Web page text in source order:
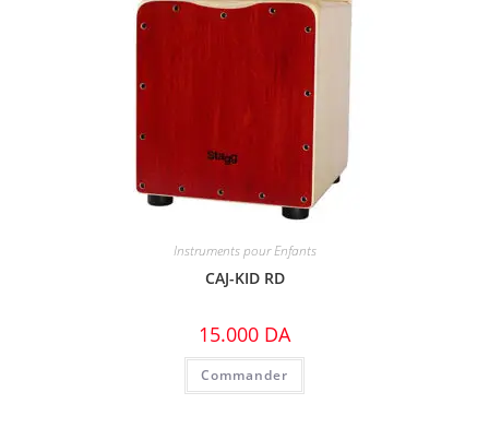
Instruments pour Enfants
CAJ-KID RD
15.000 DA
Commander